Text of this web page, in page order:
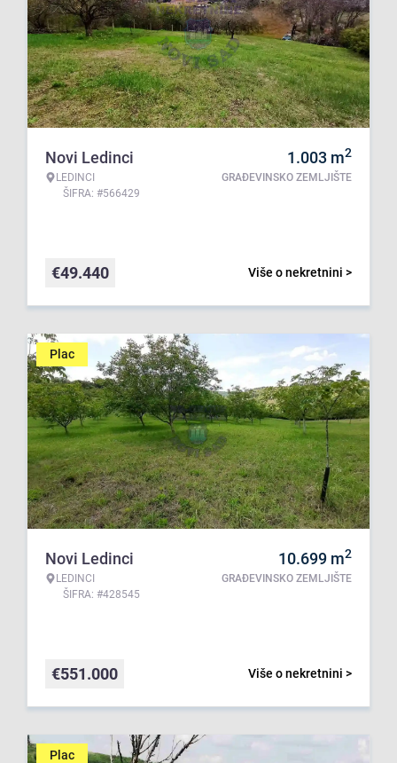
Novi Ledinci
LEDINCI
ŠIFRA: #566429
1.003 m2
GRAĐEVINSKO ZEMLJIŠTE
Više o nekretnini >
€49.440
Plac
Novi Ledinci
LEDINCI
ŠIFRA: #428545
10.699 m2
GRAĐEVINSKO ZEMLJIŠTE
Više o nekretnini >
€551.000
Plac